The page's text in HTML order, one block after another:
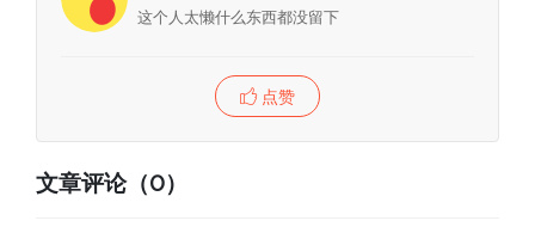
这个人太懒什么东西都没留下
点赞
文章评论（0）